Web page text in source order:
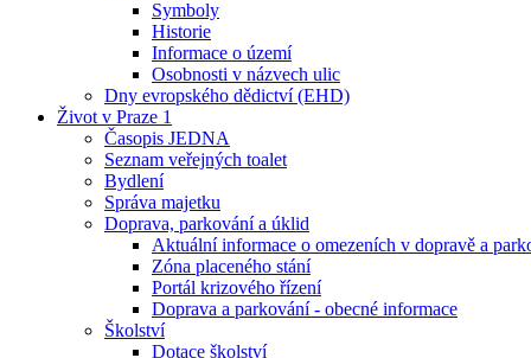
Symboly
Historie
Informace o území
Osobnosti v názvech ulic
Dny evropského dědictví (EHD)
Život v Praze 1
Časopis JEDNA
Seznam veřejných toalet
Bydlení
Správa majetku
Doprava, parkování a úklid
Aktuální informace o omezeních v dopravě a
Zóna placeného stání
Portál krizového řízení
Doprava a parkování - obecné informace
Školství
Dotace školství